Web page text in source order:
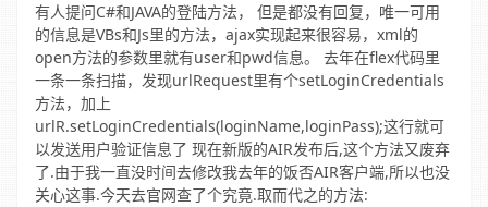
有人提问C#和JAVA的登陆方法， 但是都没有回复，唯一可用
的信息是VBs和Js里的方法，ajax实现起来很容易，xml的
open方法的参数里就有user和pwd信息。 去年在flex代码里
一条一条扫描，发现urlRequest里有个setLoginCredentials
方法，加上
urlR.setLoginCredentials(loginName,loginPass);这行就可
以发送用户验证信息了 现在新版的AIR发布后,这个方法又废弃
了.由于我一直没时间去修改我去年的饭否AIR客户端,所以也没
关心这事.今天去官网查了个究竟.取而代之的方法: